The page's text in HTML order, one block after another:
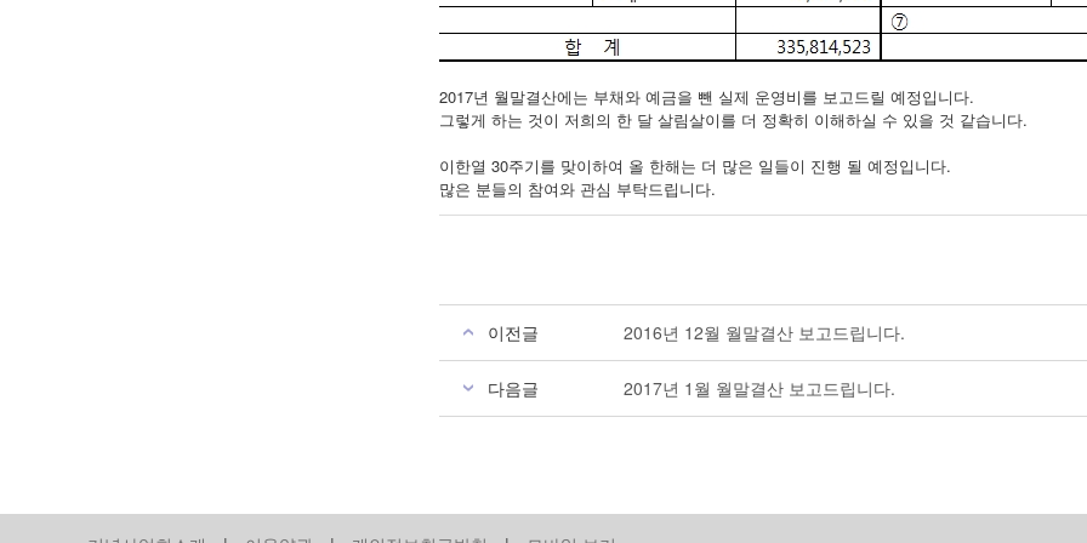
2017년 월말결산에는 부채와 예금을 뺀 실제 운영비를 보고드릴 예정입니다.
그렇게 하는 것이 저희의 한 달 살림살이를 더 정확히 이해하실 수 있을 것 같습니다.
이한열 30주기를 맞이하여 올 한해는 더 많은 일들이 진행 될 예정입니다.
많은 분들의 참여와 관심 부탁드립니다.
이전글 2016년 12월 월말결산 보고드립니다.
다음글 2017년 1월 월말결산 보고드립니다.